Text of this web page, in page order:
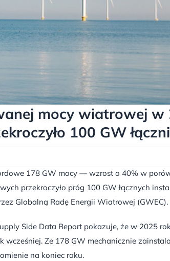
mocy wiatrowej w
100 GW
178 GW mocy — wzrost o 40% w
przekroczyło próg 100 GW łącznych
Globalną Radę Energii Wiatrowej (GWEC).
Side Data Report pokazuje, że w 2025
Ze 178 GW mechanicznie
na koniec roku.